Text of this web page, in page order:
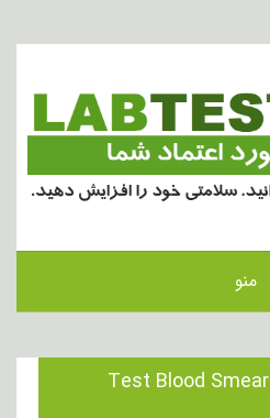
منو
هدف از انجام آزمایش Test Blood Smear